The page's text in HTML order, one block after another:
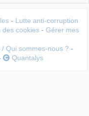
- Lutte anti-corruption
des cookies - Gérer mes
/ Qui sommes-nous ? -
Quantalys